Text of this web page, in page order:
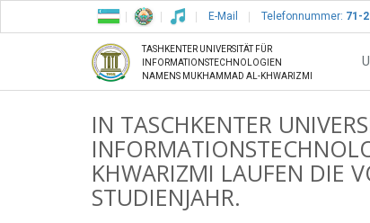
E-Mail Telefonnummer: 71-
TASHKENTER UNIVERSITÄT FÜR
INFORMATIONSTECHNOLOGIEN
NAMENS MUKHAMMAD AL-KHWARIZMI
IN TASCHKENTER
KHWARIZMI LAUFEN DIE
STUDIENJAHR.